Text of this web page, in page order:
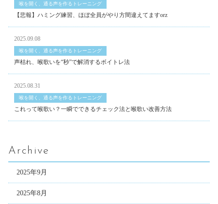
喉を開く、通る声を作るトレーニング
【悲報】ハミング練習、ほぼ全員がやり方間違えてますorz
2025.09.08
喉を開く、通る声を作るトレーニング
声枯れ、喉歌いを“秒”で解消するボイトレ法
2025.08.31
喉を開く、通る声を作るトレーニング
これって喉歌い？一瞬でできるチェック法と喉歌い改善方法
Archive
2025年9月
2025年8月